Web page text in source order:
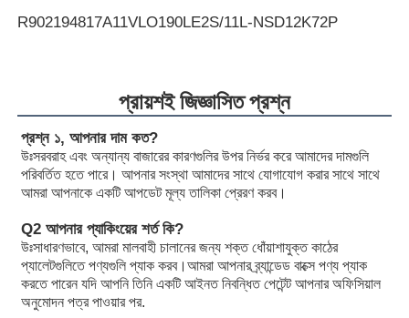
R902194817A11VLO190LE2S/11L-NSD12K72P
A11VLO190LE2S/11L-NTD12K02P
R902233884 A11VLO190LE2S/11L-NZD12K02H
R902106321A11VLO190LE2S/11L-NZD12K02H
R902198594A11VLO190LE2S/11L-NZD12K02H
R902220946A11VLO190LE2S/11L-NZD12K02P
R902255713A11VLO190LE2S/11L-NZD12K02P
R902225083A11VLO190LE2S/11L-NZD12K02P
প্রায়শই জিজ্ঞাসিত প্রশ্ন
প্রশ্ন ১, আপনার দাম কত?
উঃসরবরাহ এবং অন্যান্য বাজারের কারণগুলির উপর নির্ভর করে আমাদের দামগুলি
পরিবর্তিত হতে পারে। আপনার সংস্থা আমাদের সাথে যোগাযোগ করার সাথে সাথে
আমরা আপনাকে একটি আপডেট মূল্য তালিকা প্রেরণ করব।
Q2 আপনার প্যাকিংয়ের শর্ত কি?
উঃসাধারণভাবে, আমরা মালবাহী চালানের জন্য শক্ত ধোঁয়াশাযুক্ত কাঠের
প্যালেটগুলিতে পণ্যগুলি প্যাক করব।আমরা আপনার ব্র্যান্ডেড বাক্সে পণ্য প্যাক
করতে পারেন যদি আপনি তিনি একটি আইনত নিবন্ধিত পেটেন্ট আপনার অফিসিয়াল
অনুমোদন পত্র পাওয়ার পর.